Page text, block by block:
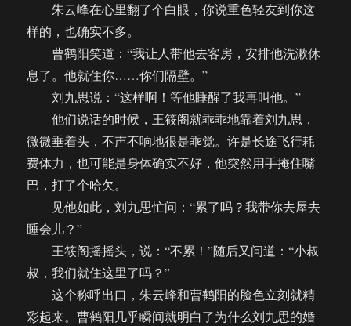
朱云峰在心里翻了个白眼，你说重色轻友到你这
样的，也确实不多。
曹鹤阳笑道：“我让人带他去客房，安排他洗漱休
息了。他就住你……你们隔壁。”
刘九思说：“这样啊！等他睡醒了我再叫他。”
他们说话的时候，王筱阁就乖乖地靠着刘九思，
微微垂着头，不声不响地很是乖觉。许是长途飞行耗
费体力，也可能是身体确实不好，他突然用手掩住嘴
巴，打了个哈欠。
见他如此，刘九思忙问：“累了吗？我带你去屋去
睡会儿？”
王筱阁摇摇头，说：“不累！”随后又问道：“小叔
叔，我们就住这里了吗？”
这个称呼出口，朱云峰和曹鹤阳的脸色立刻就精
彩起来。曹鹤阳几乎瞬间就明白了为什么刘九思的婚